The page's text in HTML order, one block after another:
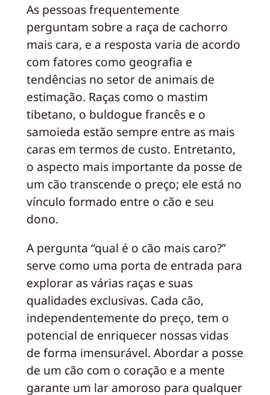
As pessoas frequentemente
perguntam sobre a raça de cachorro
mais cara, e a resposta varia de acordo
com fatores como geografia e
tendências no setor de animais de
estimação. Raças como o mastim
tibetano, o buldogue francês e o
samoieda estão sempre entre as mais
caras em termos de custo. Entretanto,
o aspecto mais importante da posse de
um cão transcende o preço; ele está no
vínculo formado entre o cão e seu
dono.
A pergunta “qual é o cão mais caro?”
serve como uma porta de entrada para
explorar as várias raças e suas
qualidades exclusivas. Cada cão,
independentemente do preço, tem o
potencial de enriquecer nossas vidas
de forma imensurável. Abordar a posse
de um cão com o coração e a mente
garante um lar amoroso para qualquer